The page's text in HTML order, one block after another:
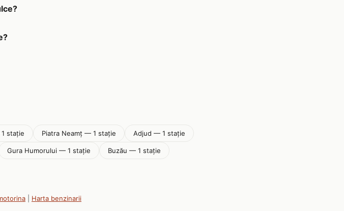
stație Piatra Neamţ — 1 stație Adjud — 1 stație
Gura Humorului — 1 stație Buzău — 1 stație
Harta benzinarii